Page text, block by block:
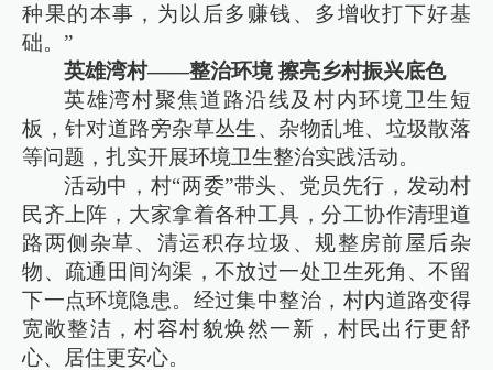
种果的本事，为以后多赚钱、多增收打下好基
础。”
英雄湾村——整治环境 擦亮乡村振兴底色
英雄湾村聚焦道路沿线及村内环境卫生短
板，针对道路旁杂草丛生、杂物乱堆、垃圾散落
等问题，扎实开展环境卫生整治实践活动。
活动中，村“两委”带头、党员先行，发动村
民齐上阵，大家拿着各种工具，分工协作清理道
路两侧杂草、清运积存垃圾、规整房前屋后杂
物、疏通田间沟渠，不放过一处卫生死角、不留
下一点环境隐患。经过集中整治，村内道路变得
宽敞整洁，村容村貌焕然一新，村民出行更舒
心、居住更安心。